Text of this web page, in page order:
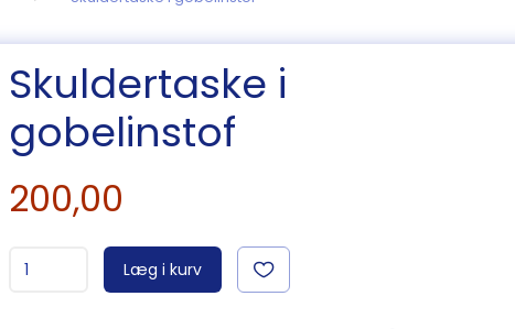
Skuldertaske i
gobelinstof
200,00
Læg i kurv